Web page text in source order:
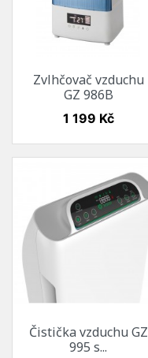
Zvlhčovač vzduchu
GZ 986B
Cena
1 199 Kč
Čistička vzduchu GZ
995 s...